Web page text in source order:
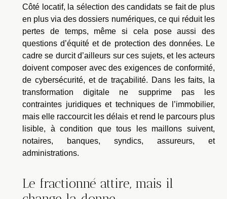
Côté locatif, la sélection des candidats se fait de plus
en plus via des dossiers numériques, ce qui réduit les
pertes de temps, même si cela pose aussi des
questions d’équité et de protection des données. Le
cadre se durcit d’ailleurs sur ces sujets, et les acteurs
doivent composer avec des exigences de conformité,
de cybersécurité, et de traçabilité. Dans les faits, la
transformation digitale ne supprime pas les
contraintes juridiques et techniques de l’immobilier,
mais elle raccourcit les délais et rend le parcours plus
lisible, à condition que tous les maillons suivent,
notaires, banques, syndics, assureurs, et
administrations.
Le fractionné attire, mais il